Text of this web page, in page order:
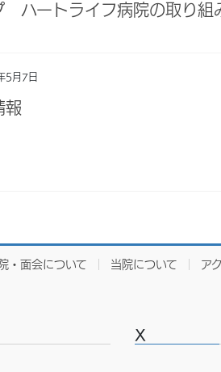
ハートライフ病院の取り組
5月7日
報
・面会について 当院について ア
X